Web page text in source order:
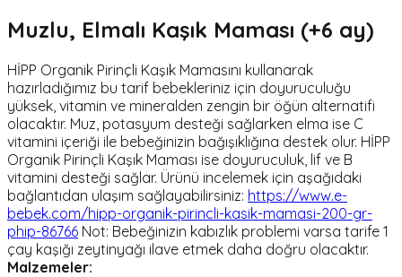
Muzlu, Elmalı Kaşık Maması (+6 ay)
HİPP Organik Pirinçli Kaşık Mamasını kullanarak
hazırladığımız bu tarif bebekleriniz için doyuruculuğu
yüksek, vitamin ve mineralden zengin bir öğün alternatifi
olacaktır. Muz, potasyum desteği sağlarken elma ise C
vitamini içeriği ile bebeğinizin bağışıklığına destek olur. HİPP
Organik Pirinçli Kaşık Maması ise doyuruculuk, lif ve B
vitamini desteği sağlar. Ürünü incelemek için aşağıdaki
bağlantıdan ulaşım sağlayabilirsiniz: https://www.e-
bebek.com/hipp-organik-pirincli-kasik-mamasi-200-gr-
phip-86766 Not: Bebeğinizin kabızlık problemi varsa tarife 1
çay kaşığı zeytinyağı ilave etmek daha doğru olacaktır.
Malzemeler: